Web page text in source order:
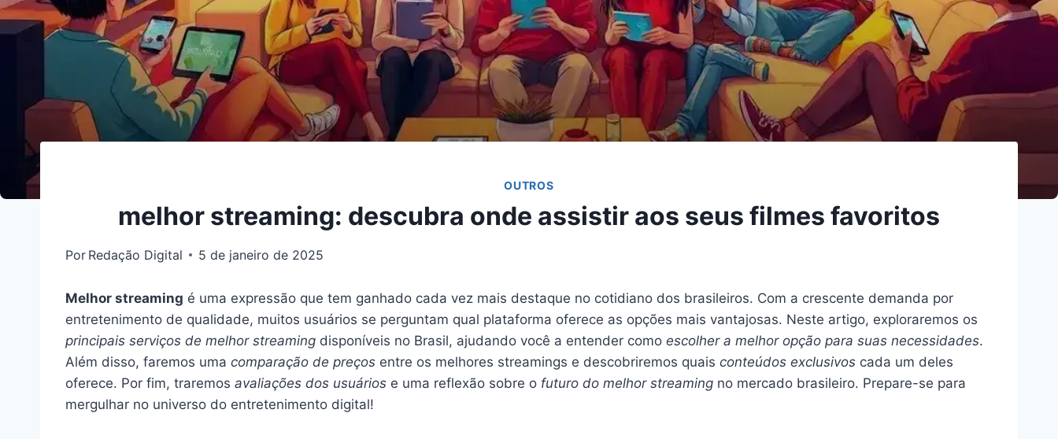
OUTROS
melhor streaming: descubra onde assistir aos seus filmes favoritos
Por Redação Digital 5 de janeiro de 2025
Melhor streaming é uma expressão que tem ganhado cada vez mais destaque no cotidiano dos brasileiros. Com a crescente demanda por
entretenimento de qualidade, muitos usuários se perguntam qual plataforma oferece as opções mais vantajosas. Neste artigo, exploraremos os
principais serviços de melhor streaming disponíveis no Brasil, ajudando você a entender como escolher a melhor opção para suas necessidades.
Além disso, faremos uma comparação de preços entre os melhores streamings e descobriremos quais conteúdos exclusivos cada um deles
oferece. Por fim, traremos avaliações dos usuários e uma reflexão sobre o futuro do melhor streaming no mercado brasileiro. Prepare-se para
mergulhar no universo do entretenimento digital!